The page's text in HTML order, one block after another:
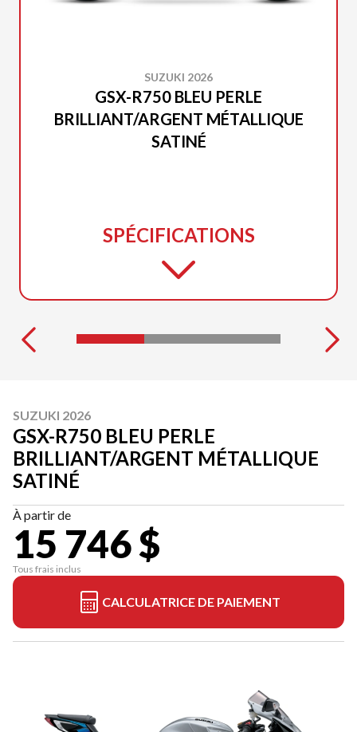
SUZUKI 2026
GSX-R750 BLEU PERLE
BRILLIANT/ARGENT MÉTALLIQUE
SATINÉ
SPÉCIFICATIONS
SUZUKI 2026
GSX-R750 BLEU PERLE
BRILLIANT/ARGENT MÉTALLIQUE
SATINÉ
À partir de
15 746 $
Tous frais inclus
CALCULATRICE DE PAIEMENT